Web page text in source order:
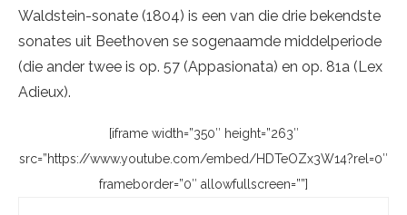
Waldstein-sonate (1804) is een van die drie bekendste
sonates uit Beethoven se sogenaamde middelperiode
(die ander twee is op. 57 (Appasionata) en op. 81a (Lex
Adieux).
[iframe width=”350″ height=”263″
src=”https://www.youtube.com/embed/HDTeOZx3W14?rel=0″
frameborder=”0″ allowfullscreen=””]